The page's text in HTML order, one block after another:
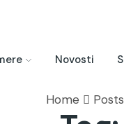
Novosti
Home